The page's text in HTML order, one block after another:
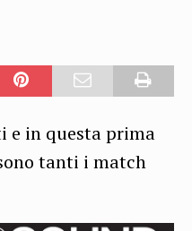
e in questa prima
tanti i match